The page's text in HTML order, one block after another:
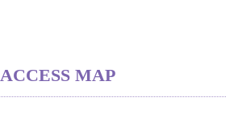
ACCESS MAP